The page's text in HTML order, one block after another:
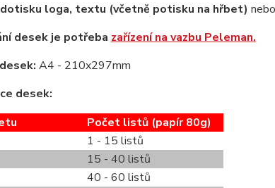
loga, textu (včetně potisku na hřbet)
desek je potřeba zařízení na vazbu Peleman.
A4 - 210x297mm
desek:
Počet listů (papír 80g)
1 - 15 listů
15 - 40 listů
40 - 60 listů